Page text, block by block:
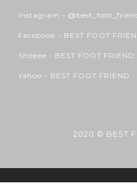
Instagram -
Facebook - BEST FOOT
Shopee - BEST FOOT FRIEND
Yahoo - BEST FOOT FRIEND
2020 © BEST